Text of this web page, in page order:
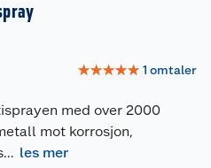
☆☆☆☆☆ 1 omtaler
med over 2000
mot korrosjon,
... les mer